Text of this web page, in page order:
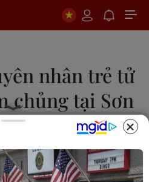
nhân trẻ tử
chủng tại Sơn